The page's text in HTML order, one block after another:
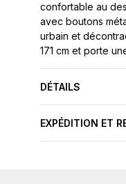
confortable au
avec boutons
urbain et
171 cm et porte
DÉTAILS
EXPÉDITION ET